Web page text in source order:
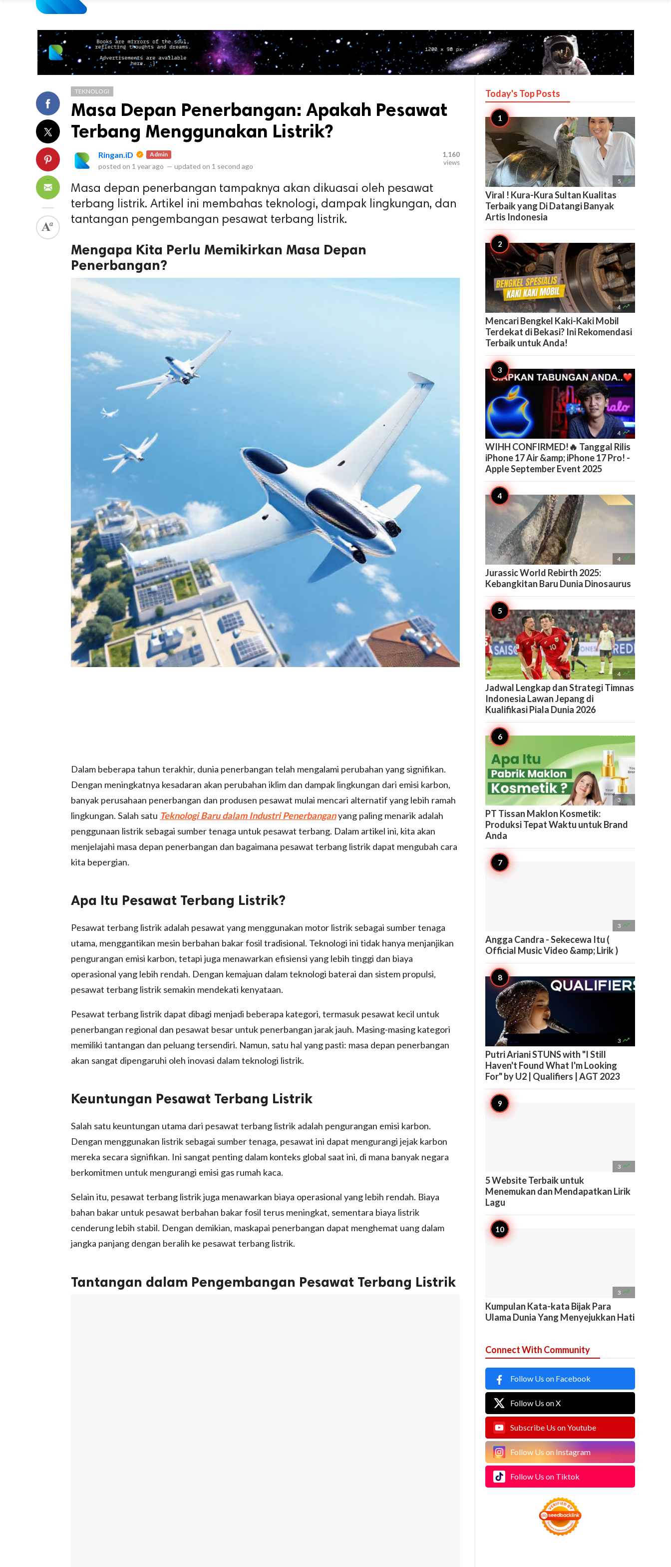
TEKNOLOGI
Masa Depan Penerbangan: Apakah Pesawat
Terbang Menggunakan Listrik?
Ringan.iD Admin
posted on 1 year ago — updated on 1 second ago
1,160
views
Masa depan penerbangan tampaknya akan dikuasai oleh pesawat
terbang listrik. Artikel ini membahas teknologi, dampak lingkungan, dan
tantangan pengembangan pesawat terbang listrik.
Mengapa Kita Perlu Memikirkan Masa Depan
Penerbangan?
Dalam beberapa tahun terakhir, dunia penerbangan telah mengalami perubahan yang signifikan.
Dengan meningkatnya kesadaran akan perubahan iklim dan dampak lingkungan dari emisi karbon,
banyak perusahaan penerbangan dan produsen pesawat mulai mencari alternatif yang lebih ramah
lingkungan. Salah satu Teknologi Baru dalam Industri Penerbanganyang paling menarik adalah
penggunaan listrik sebagai sumber tenaga untuk pesawat terbang. Dalam artikel ini, kita akan
menjelajahi masa depan penerbangan dan bagaimana pesawat terbang listrik dapat mengubah cara
kita bepergian.
Apa Itu Pesawat Terbang Listrik?
Pesawat terbang listrik adalah pesawat yang menggunakan motor listrik sebagai sumber tenaga
utama, menggantikan mesin berbahan bakar fosil tradisional. Teknologi ini tidak hanya menjanjikan
pengurangan emisi karbon, tetapi juga menawarkan efisiensi yang lebih tinggi dan biaya
operasional yang lebih rendah. Dengan kemajuan dalam teknologi baterai dan sistem propulsi,
pesawat terbang listrik semakin mendekati kenyataan.
Pesawat terbang listrik dapat dibagi menjadi beberapa kategori, termasuk pesawat kecil untuk
penerbangan regional dan pesawat besar untuk penerbangan jarak jauh. Masing-masing kategori
memiliki tantangan dan peluang tersendiri. Namun, satu hal yang pasti: masa depan penerbangan
akan sangat dipengaruhi oleh inovasi dalam teknologi listrik.
Keuntungan Pesawat Terbang Listrik
Salah satu keuntungan utama dari pesawat terbang listrik adalah pengurangan emisi karbon.
Dengan menggunakan listrik sebagai sumber tenaga, pesawat ini dapat mengurangi jejak karbon
mereka secara signifikan. Ini sangat penting dalam konteks global saat ini, di mana banyak negara
berkomitmen untuk mengurangi emisi gas rumah kaca.
Selain itu, pesawat terbang listrik juga menawarkan biaya operasional yang lebih rendah. Biaya
bahan bakar untuk pesawat berbahan bakar fosil terus meningkat, sementara biaya listrik
cenderung lebih stabil. Dengan demikian, maskapai penerbangan dapat menghemat uang dalam
jangka panjang dengan beralih ke pesawat terbang listrik.
Tantangan dalam Pengembangan Pesawat Terbang Listrik
Today's TopPosts
5 
Viral ! Kura-Kura Sultan Kualitas
Terbaik yang Di Datangi Banyak
Artis Indonesia
4 
Mencari Bengkel Kaki-Kaki Mobil
Terdekat di Bekasi? Ini Rekomendasi
Terbaik untuk Anda!
4 
WIHH CONFIRMED!🔥 Tanggal Rilis
iPhone 17 Air &amp; iPhone 17 Pro! -
Apple September Event 2025
4 
Jurassic World Rebirth 2025:
Kebangkitan Baru Dunia Dinosaurus
4 
Jadwal Lengkap dan Strategi Timnas
Indonesia Lawan Jepang di
Kualifikasi Piala Dunia 2026
3 
PT Tissan Maklon Kosmetik:
Produksi Tepat Waktu untuk Brand
Anda
3 
Angga Candra - Sekecewa Itu (
Official Music Video &amp; Lirik )
3 
Putri Ariani STUNS with "I Still
Haven't Found What I'm Looking
For" by U2 | Qualifiers | AGT 2023
3 
5 Website Terbaik untuk
Menemukan dan Mendapatkan Lirik
Lagu
3 
Kumpulan Kata-kata Bijak Para
Ulama Dunia Yang Menyejukkan Hati
Connect With Community
Follow Us on Facebook
Follow Us on X
Subscribe Us on Youtube
Follow Us on Instagram
Follow Us on Tiktok